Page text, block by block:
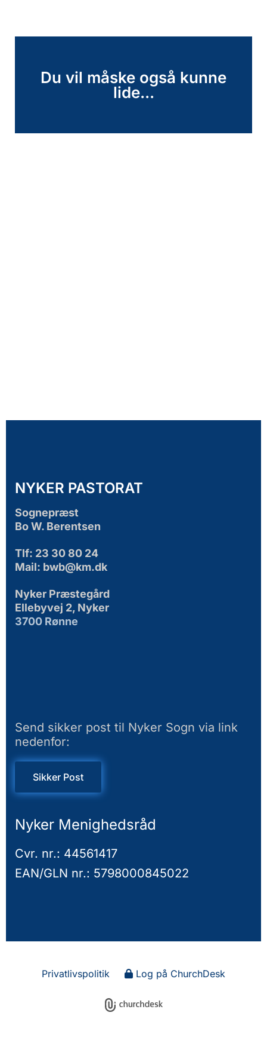
Du vil måske også kunne
lide...
NYKER PASTORAT
Sognepræst
Bo W. Berentsen
Tlf: 23 30 80 24
Mail: bwb@km.dk
Nyker Præstegård
Ellebyvej 2, Nyker
3700 Rønne
Send sikker post til Nyker Sogn via link
nedenfor:
Sikker Post
Nyker Menighedsråd
Cvr. nr.: 44561417
EAN/GLN nr.: 5798000845022
Privatlivspolitik Log på ChurchDesk